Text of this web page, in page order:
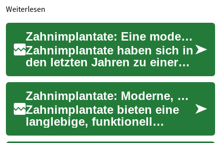
Weiterlesen
Zahnimplantate: Eine moderne Lösung für dauerhaft schöne Zähne
Zahnimplantate haben sich in
den letzten Jahren zu einer
beliebten und effektiven
Methode entwickelt, um
fehlende Zäh...
Zahnimplantate: Moderne, dauerhafte Lösung für verlorene Zähne
Zahnimplantate bieten eine
langlebige, funktionell
hochwertige Alternative zu